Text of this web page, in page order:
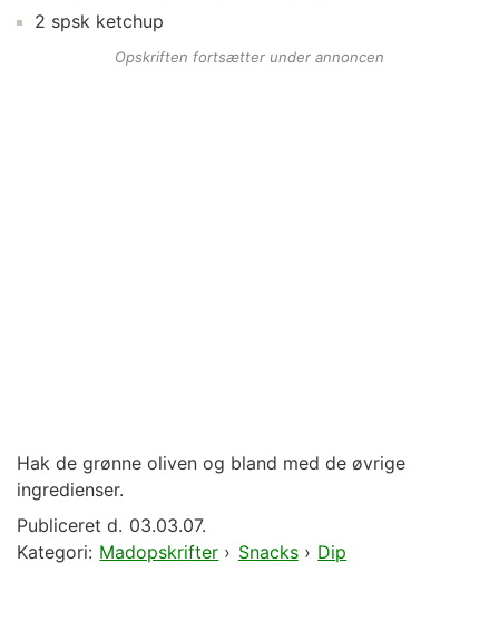
2 spsk ketchup
Opskriften fortsætter under annoncen
Hak de grønne oliven og bland med de øvrige
ingredienser.
Publiceret d. 03.03.07.
Kategori: Madopskrifter › Snacks› Dip